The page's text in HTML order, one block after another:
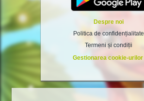
Despre noi
Politica de confidențialitate
Termeni și condiții
Gestionarea cookie-urilor